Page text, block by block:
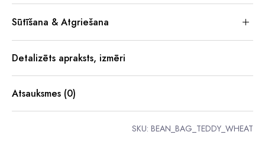
Sūtīšana & Atgriešana
Detalizēts apraksts, izmēri
Atsauksmes (0)
SKU: BEAN_BAG_TEDDY_WHEAT